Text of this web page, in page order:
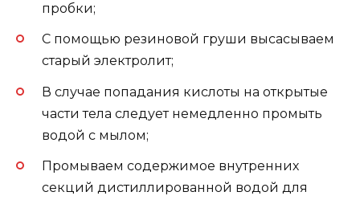
пробки;
С помощью резиновой груши высасываем
старый электролит;
В случае попадания кислоты на открытые
части тела следует немедленно промыть
водой с мылом;
Промываем содержимое внутренних
секций дистиллированной водой для